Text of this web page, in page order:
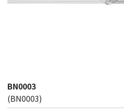
BN0003
(BN0003)